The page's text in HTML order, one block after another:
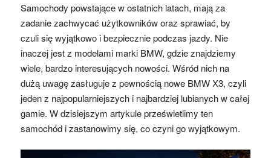
Samochody powstające w ostatnich latach, mają za
zadanie zachwycać użytkowników oraz sprawiać, by
czuli się wyjątkowo i bezpiecznie podczas jazdy. Nie
inaczej jest z modelami marki BMW, gdzie znajdziemy
wiele, bardzo interesujących nowości. Wśród nich na
dużą uwagę zasługuje z pewnością nowe BMW X3, czyli
jeden z najpopularniejszych i najbardziej lubianych w całej
gamie. W dzisiejszym artykule prześwietlimy ten
samochód i zastanowimy się, co czyni go wyjątkowym.